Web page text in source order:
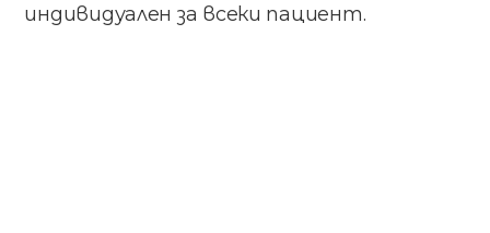
индивидуален за всеки пациент.